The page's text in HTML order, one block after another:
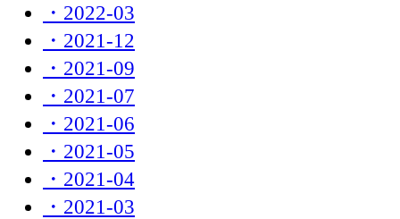
・2022-03
・2021-12
・2021-09
・2021-07
・2021-06
・2021-05
・2021-04
・2021-03